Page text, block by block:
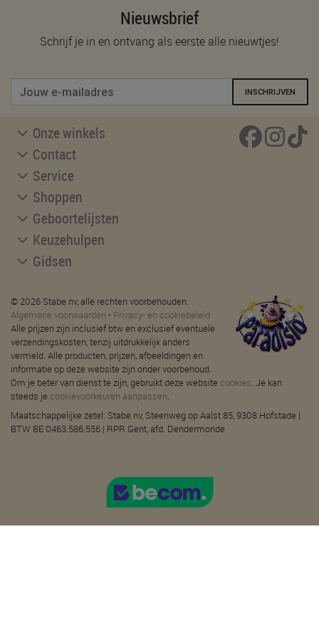
Nieuwsbrief
Schrijf je in en ontvang als eerste alle nieuwtjes!
INSCHRIJVEN
Onze winkels
Contact
Service
Shoppen
Geboortelijsten
Keuzehulpen
Gidsen
© 2026 Stabe nv, alle rechten voorbehouden.
Algemene voorwaarden - Privacy- en cookiebeleid
Alle prijzen zijn inclusief btw en exclusief eventuele
verzendingskosten, tenzij uitdrukkelijk anders
vermeld. Alle producten, prijzen, afbeeldingen en
informatie op deze website zijn onder voorbehoud.
Om je beter van dienst te zijn, gebruikt deze website cookies. Je kan
steeds je cookievoorkeuren aanpassen.
Maatschappelijke zetel: Stabe nv, Steenweg op Aalst 85, 9308 Hofstade |
BTW BE 0463.586.556 | RPR Gent, afd. Dendermonde